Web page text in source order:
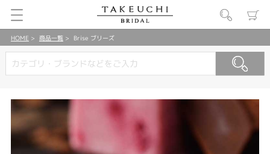
HOME 商品一覧 Brise ブリーズ